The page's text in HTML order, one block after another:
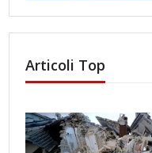
Articoli Top